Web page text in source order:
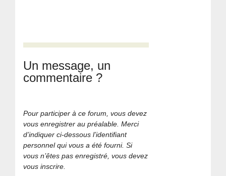
Un message, un
commentaire ?
Pour participer à ce forum, vous devez
vous enregistrer au préalable. Merci
d’indiquer ci-dessous l’identifiant
personnel qui vous a été fourni. Si
vous n’êtes pas enregistré, vous devez
vous inscrire.